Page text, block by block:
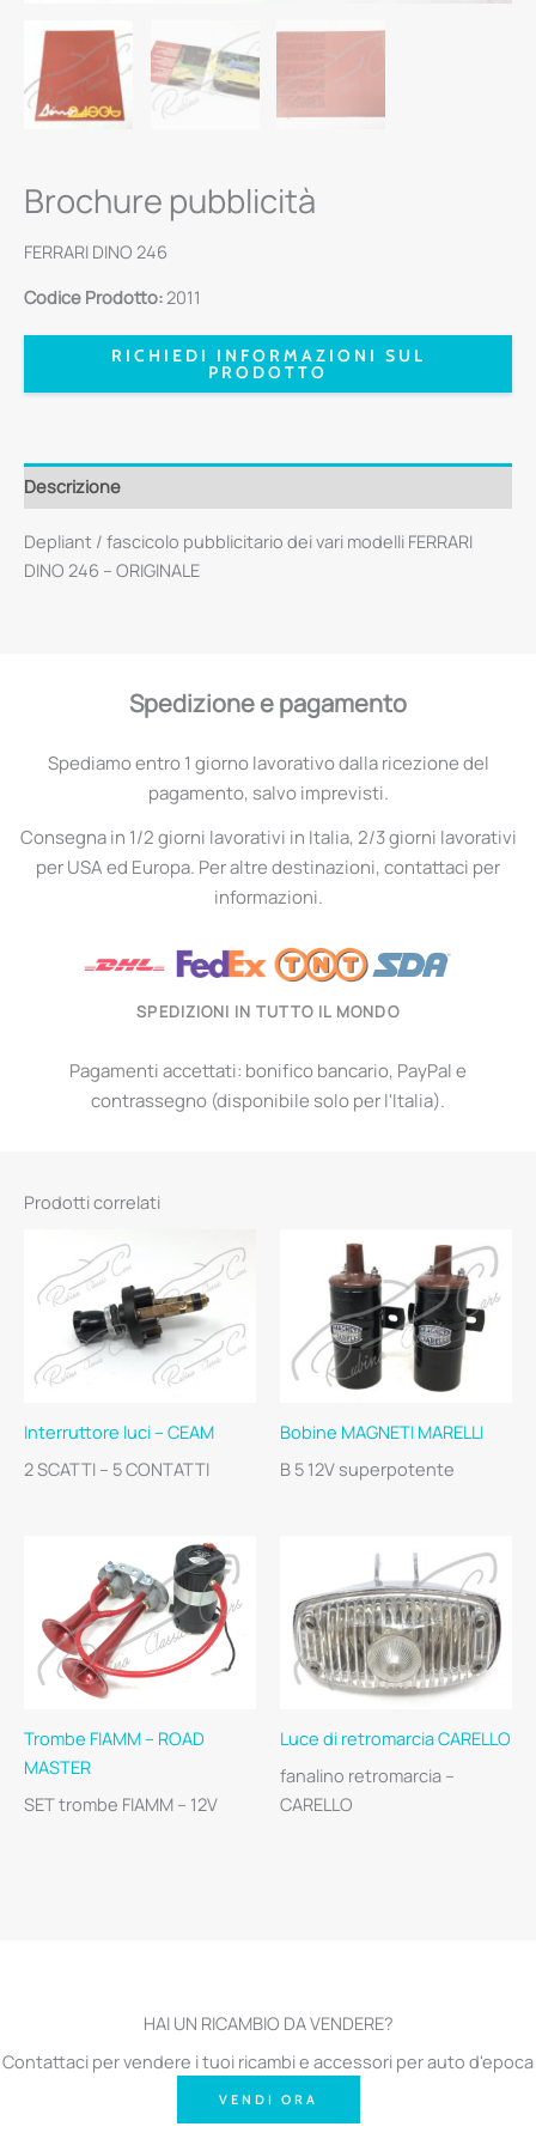
Brochure pubblicità
FERRARI DINO 246
Codice Prodotto:2011
RICHIEDI INFORMAZIONI SUL
PRODOTTO
Descrizione
Depliant / fascicolo pubblicitario dei vari modelli FERRARI
DINO 246 – ORIGINALE
Spedizione e pagamento
Spediamo entro 1 giorno lavorativo dalla ricezione del
pagamento, salvo imprevisti.
Consegna in 1/2 giorni lavorativi in Italia, 2/3 giorni lavorativi
per USA ed Europa. Per altre destinazioni, contattaci per
informazioni.
SPEDIZIONI IN TUTTO IL MONDO
Pagamenti accettati: bonifico bancario, PayPal e
contrassegno (disponibile solo per l'Italia).
Prodotti correlati
Interruttore luci – CEAM
2 SCATTI – 5 CONTATTI
Bobine MAGNETI MARELLI
B 5 12V superpotente
Trombe FIAMM – ROAD
MASTER
SET trombe FIAMM – 12V
Luce di retromarcia CARELLO
fanalino retromarcia –
CARELLO
HAI UN RICAMBIO DA VENDERE?
Contattaci per vendere i tuoi ricambi e accessori per auto d'epoca
VENDI ORA